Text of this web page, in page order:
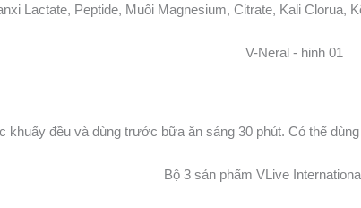
Lactate, Peptide, Muối Magnesium, Citrate, Kali Clorua,
đều và dùng trước bữa ăn sáng 30 phút. Có thể dùng